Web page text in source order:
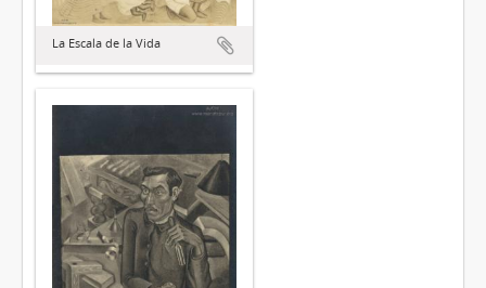
La Escala de la Vida